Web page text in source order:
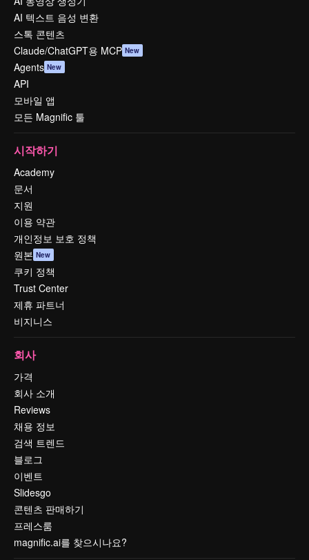
AI 텍스트 음성 변환
스톡 콘텐츠
Claude/ChatGPT용 MCP New
Agents New
API
모바일 앱
모든 Magnific 툴
시작하기
Academy
문서
지원
이용 약관
개인정보 보호 정책
원본 New
쿠키 정책
Trust Center
제휴 파트너
비지니스
회사
가격
회사 소개
Reviews
채용 정보
검색 트렌드
블로그
이벤트
Slidesgo
콘텐츠 판매하기
프레스룸
magnific.ai를 찾으시나요?